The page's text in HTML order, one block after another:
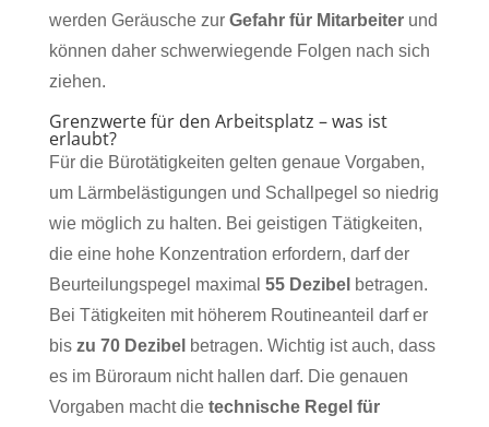
werden Geräuschezur Gefahr für Mitarbeiter und
können daher schwerwiegende Folgen nach sich
ziehen.
Grenzwerte für den Arbeitsplatz – was ist
erlaubt?
Für die Bürotätigkeiten gelten genaue Vorgaben,
um Lärmbelästigungen und Schallpegel so niedrig
wie möglich zu halten. Bei geistigen Tätigkeiten,
die eine hohe Konzentration erfordern, darf der
Beurteilungspegel maximal 55 Dezibel betragen.
Bei Tätigkeiten mit höherem Routineanteil darf er
bis zu 70 Dezibel betragen. Wichtig ist auch, dass
es im Büroraum nicht hallen darf. Die genauen
Vorgaben macht die technische Regel für